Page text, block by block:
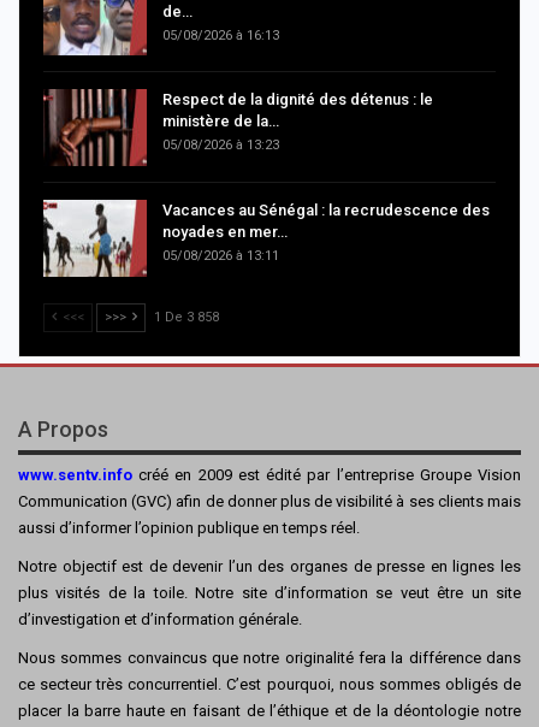
de…
05/08/2026 à 16:13
Respect de la dignité des détenus : le
ministère de la…
05/08/2026 à 13:23
Vacances au Sénégal : la recrudescence des
noyades en mer…
05/08/2026 à 13:11
<<< >>> 1 De 3 858
A Propos
www.sentv.info créé en 2009 est édité par l’entreprise Groupe Vision
Communication (GVC) afin de donner plus de visibilité à ses clients mais
aussi d’informer l’opinion publique en temps réel.
Notre objectif est de devenir l’un des organes de presse en lignes les
plus visités de la toile. Notre site d’information se veut être un site
d’investigation et d’information générale.
Nous sommes convaincus que notre originalité fera la différence dans
ce secteur très concurrentiel. C’est pourquoi, nous sommes obligés de
placer la barre haute en faisant de l’éthique et de la déontologie notre